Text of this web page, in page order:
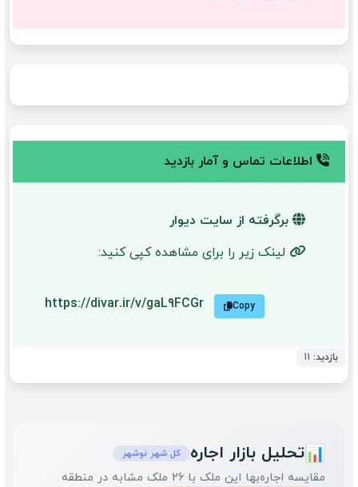
اطلاعات تماس و آمار بازدید
برگرفته از سایت دیوار
لینک زیر را برای مشاهده کپی کنید:
https://divar.ir/v/gaL9FCGr Copy
بازدید: 11
📊تحلیل بازار اجاره کل شهر نوشهر
مقایسه اجاره‌بها این ملک با 26 ملک مشابه در منطقه